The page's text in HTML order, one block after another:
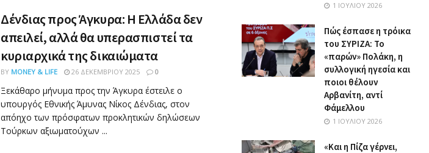
Δένδιας προς Άγκυρα: Η Ελλάδα δεν
απειλεί, αλλά θα υπερασπιστεί τα
κυριαρχικά της δικαιώματα
BY MONEY & LIFE 26 ΔΕΚΕΜΒΡΊΟΥ 2025 0
Ξεκάθαρο μήνυμα προς την Άγκυρα έστειλε ο
υπουργός Εθνικής Άμυνας Νίκος Δένδιας, στον
απόηχο των πρόσφατων προκλητικών δηλώσεων
Τούρκων αξιωματούχων ...
1 ΙΟΥΛΊΟΥ 2026
Πώς έσπασε η τρόικα
του ΣΥΡΙΖΑ: Το
«παρών» Πολάκη, η
συλλογική ηγεσία και
ποιοι θέλουν
Αρβανίτη, αντί
Φάμελλου
1 ΙΟΥΛΊΟΥ 2026
«Και η Πίζα γέρνει,